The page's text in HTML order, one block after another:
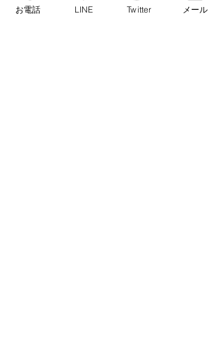
お電話 LINE Twitter メール